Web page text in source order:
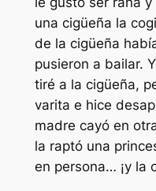
una cigüeña la
de la cigüeña
pusieron a bailar.
tiré a la cigüeña,
varita e hice
madre cayó en
la raptó una
en persona… ¡y la